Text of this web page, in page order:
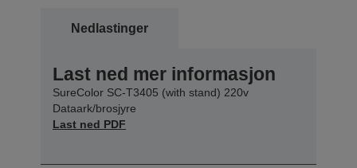
Nedlastinger
Last ned mer informasjon
SureColor SC-T3405 (with stand) 220v
Dataark/brosjyre
Last ned PDF